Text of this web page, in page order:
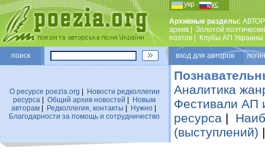
укр рус
Архивные разделы:
архив
Золотой
поэтов
Клубы АП Украины
поиск вход для авторов
О ресурсе poezia.org
Новости редколлегии
ресурса
Общий архив новостей
Новым
авторам| Редколлегия, контакты Нужно|
Благодарности за помощь и сотрудничество
Аналитика
Фестивали АП
ресурса |
(выступлений)